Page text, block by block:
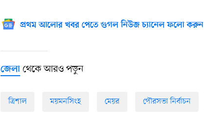
প্রথম আলোর খবর পেতে গুগল নিউজ চ্যানেল ফলো করুন
জেলা থেকে আরও পড়ুন
ত্রিশাল ময়মনসিংহ মেয়র পৌরসভা নির্বাচন